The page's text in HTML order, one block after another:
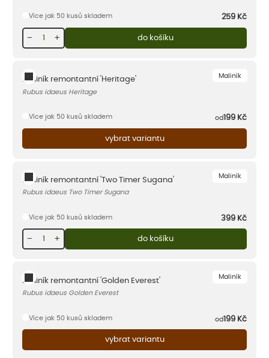
Více jak 50 kusů skladem 259 Kč
+
− do košíku
Maliník
Maliník remontantní 'Heritage'
Rubus idaeus Heritage
Více jak 50 kusů skladem od 199 Kč
vybrat variantu
Maliník
Maliník remontantní 'Two Timer Sugana'
Rubus idaeus Two Timer Sugana
Více jak 50 kusů skladem 399 Kč
+
− do košíku
Maliník
Maliník remontantní 'Golden Everest'
Rubus idaeus Golden Everest
Více jak 50 kusů skladem od199 Kč
vybrat variantu